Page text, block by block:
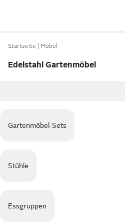
Startseite Möbel
Edelstahl Gartenmöbel
Gartenmöbel-Sets
Stühle
Essgruppen